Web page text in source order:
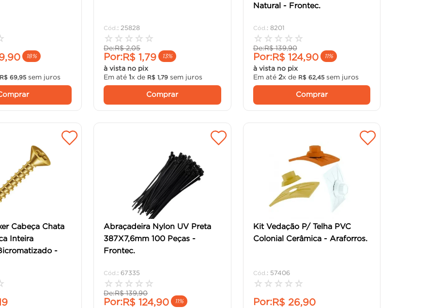
,90 18%
R$ 69, 95sem juros
: 25828
☆ ☆ ☆ ☆ ☆
De:R$ 2,05
Por:R$ 1,79 13%
à vista no pix
Em até1x de R$ 1 ,79 sem juros
Comprar
Natural - Frontec.
: 8201
☆ ☆ ☆ ☆ ☆
De:R$ 139,90
Por:R$ 124,90 11%
à vista no pix
Em até 2x de R$ 62, 45sem juros
Comprar
Cabeça Chata
Inteira
-
Abraçadeira Nylon UV Preta
387X7,6mm 100 Peças -
Frontec.
: 67335
☆ ☆ ☆ ☆ ☆
De:R$ 139,90
Por:R$ 124,90 11%
Kit Vedação P/ Telha PVC
Colonial Cerâmica - Araforros.
: 57406
☆ ☆ ☆ ☆ ☆
Por:R$ 26,90